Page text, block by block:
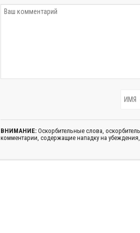
ВНИМАНИЕ: Оскорбительные слова,
комментарии, содержащие нападку на